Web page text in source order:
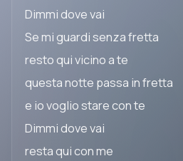
Dimmi dove vai
Se mi guardi senza fretta
resto qui vicino a te
questa notte passa in fretta
e io voglio stare con te
Dimmi dove vai
resta qui con me